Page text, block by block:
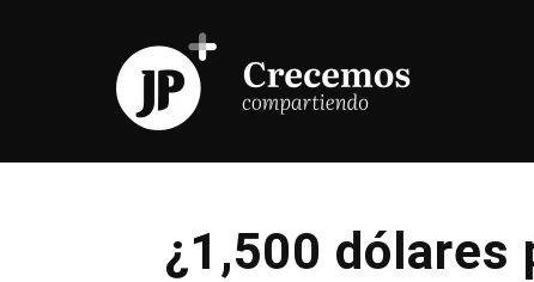
¿1,500 dólares